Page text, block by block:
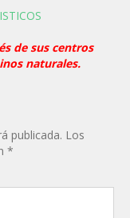
de sus centros
naturales.
publicada. Los
*